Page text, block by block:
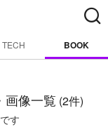
TECH BOOK
画像一覧 (2件)
す